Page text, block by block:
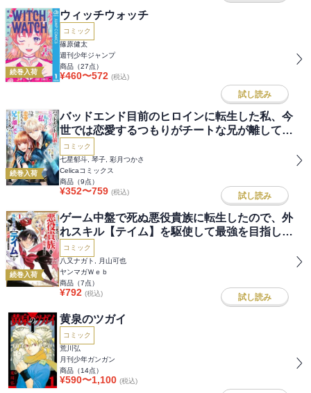
続巻入荷
ウィッチウォッチ
コミック
篠原健太
週刊少年ジャンプ
商品（27点）
¥460〜572 (税込)
試し読み
続巻入荷
バッドエンド目前のヒロインに転生した私、今
世では恋愛するつもりがチートな兄が離してく
れません!?@COMIC
コミック
七星郁斗, 琴子, 彩月つかさ
Celicaコミックス
商品（9点）
¥352〜759 (税込) 試し読み
続巻入荷
ゲーム中盤で死ぬ悪役貴族に転生したので、外
れスキル【テイム】を駆使して最強を目指して
みた
コミック
八又ナガト, 月山可也
ヤンマガＷｅｂ
商品（7点）
¥792 (税込) 試し読み
黄泉のツガイ
コミック
荒川弘
月刊少年ガンガン
商品（14点）
¥590〜1,100 (税込)